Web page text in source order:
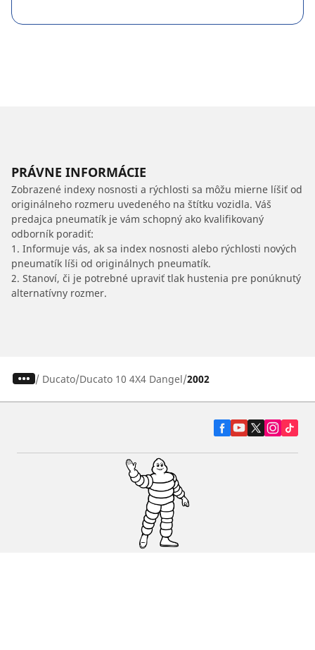
PRÁVNE INFORMÁCIE
Zobrazené indexy nosnosti a rýchlosti sa môžu mierne líšiť od
originálneho rozmeru uvedeného na štítku vozidla. Váš
predajca pneumatík je vám schopný ako kvalifikovaný
odborník poradiť:
1. Informuje vás, ak sa index nosnosti alebo rýchlosti nových
pneumatík líši od originálnych pneumatík.
2. Stanoví, či je potrebné upraviť tlak hustenia pre ponúknutý
alternatívny rozmer.
/ Ducato Ducato 10 4X4 Dangel 2002